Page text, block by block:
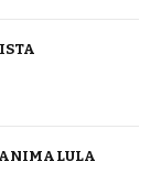
ANIMA LULA